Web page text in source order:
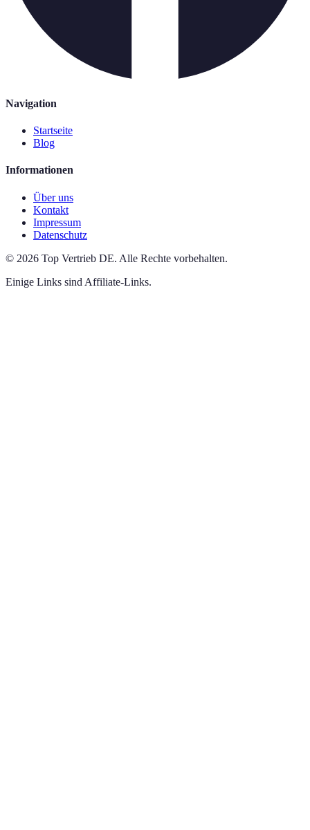
Navigation
Startseite
Blog
Informationen
Über uns
Kontakt
Impressum
Datenschutz
© 2026 Top Vertrieb DE. Alle Rechte vorbehalten.
Einige Links sind Affiliate-Links.